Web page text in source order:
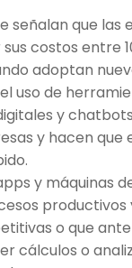
señalan que las
costos entre
adoptan
el uso de
y
y hacen
y máquinas
o que
cálculos o